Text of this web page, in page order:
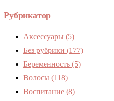
Рубрикатор
Аксессуары (5)
Без рубрики (177)
Беременность (5)
Волосы (118)
Воспитание (8)